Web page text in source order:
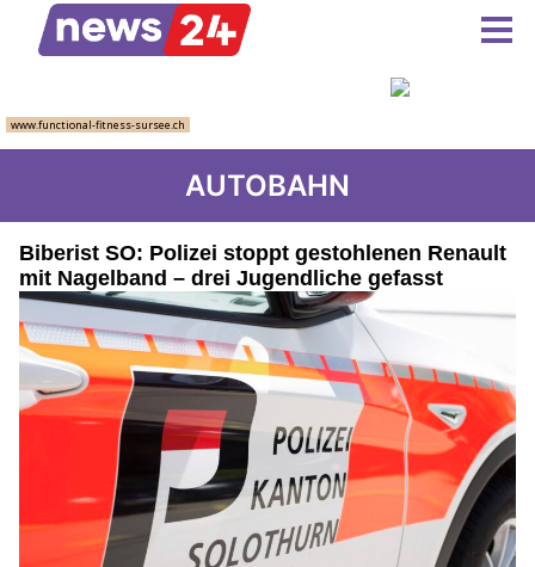
AUTOBAHN
Biberist SO: Polizei stoppt gestohlenen Renault
mit Nagelband – drei Jugendliche gefasst